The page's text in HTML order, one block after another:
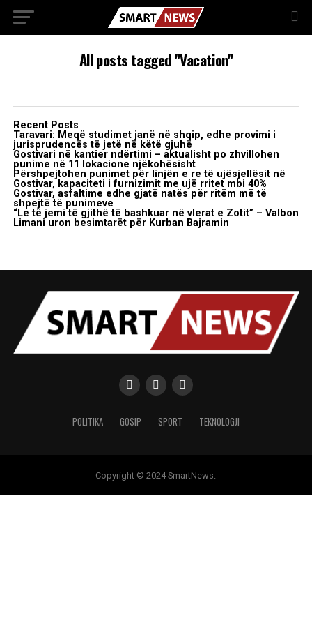
All posts tagged "Vacation"
Recent Posts
Taravari: Meqë studimet janë në shqip, edhe provimi i
jurisprudencës të jetë në këtë gjuhë
Gostivari në kantier ndërtimi – aktualisht po zhvillohen
punime në 11 lokacione njëkohësisht
Përshpejtohen punimet për linjën e re të ujësjellësit në
Gostivar, kapaciteti i furnizimit me ujë rritet mbi 40%
Gostivar, asfaltime edhe gjatë natës për ritëm më të
shpejtë të punimeve
“Le të jemi të gjithë të bashkuar në vlerat e Zotit” – Valbon
Limani uron besimtarët për Kurban Bajramin
POLITIKA GOSIP SPORT TEKNOLOGJI
Copyright © 2024 SmartNews.